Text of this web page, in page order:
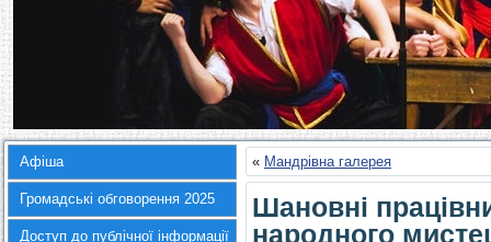
Афіша
Громадські обговорення 2025
Доступ до публічної інформації
« Мандрівна галерея
Шановні
народного